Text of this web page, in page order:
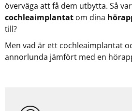
överväga att få dem utbytta. Så
cochleaimplantat om dina
till?
Men vad är ett cochleaimplantat
annorlunda jämfört med en